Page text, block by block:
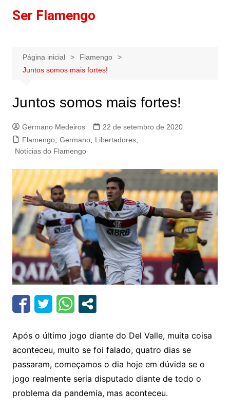
paraSer Flamengo
Página inicial
Flamengo
Juntos somos mais fortes!
Juntos somos mais fortes!
Germano Medeiros
22 de setembro de 2020
Flamengo, Germano, Libertadores,
Notícias do Flamengo
Após o último jogo diante do Del Valle, muita coisa
aconteceu, muito se foi falado, quatro dias se
passaram, começamos o dia hoje em dúvida se o
jogo realmente seria disputado diante de todo o
problema da pandemia, mas aconteceu.